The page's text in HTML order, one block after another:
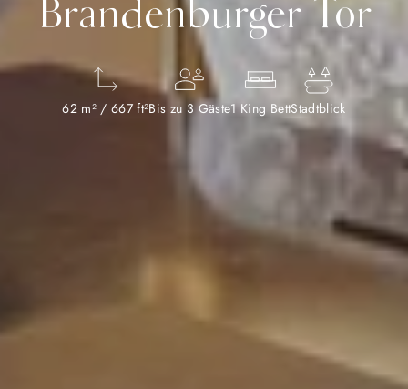
Brandenburger Tor
62 m² / 667 ft²Bis zu 3 Gäste1 King BettStadtblick